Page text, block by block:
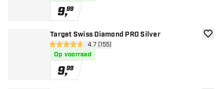
9,99
Target Swiss Diamond PRO Silver
open reviews drawer
4.7 score sterren4.7 (155)
Op voorraad
9,99